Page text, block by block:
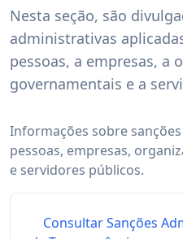
Nesta seção, são
administrativas
pessoas, a empresas, a
governamentais e a
Informações sobre
pessoas, empresas,
e servidores públicos.
Consultar Sanções